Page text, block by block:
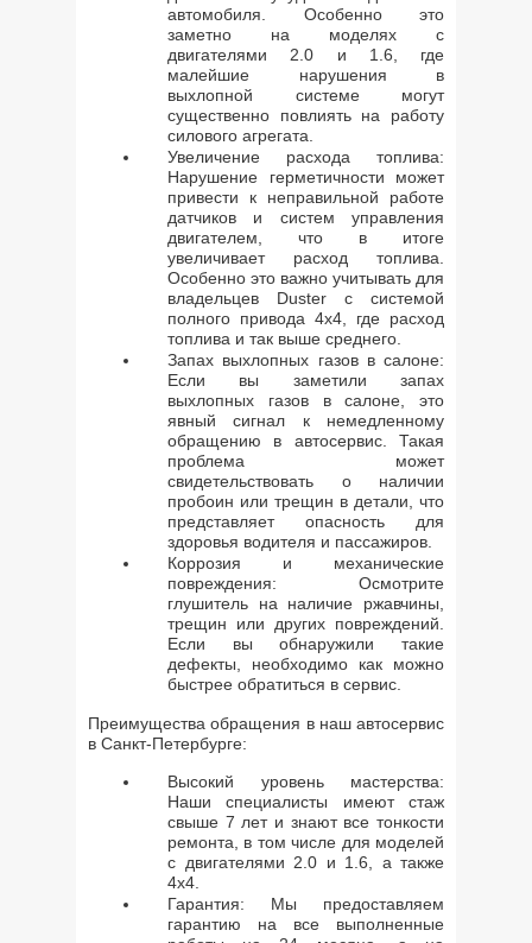
автомобиля. Особенно это
заметно на моделях с
двигателями 2.0 и 1.6, где
малейшие нарушения в
выхлопной системе могут
существенно повлиять на работу
силового агрегата.
Увеличение расхода топлива:
Нарушение герметичности может
привести к неправильной работе
датчиков и систем управления
двигателем, что в итоге
увеличивает расход топлива.
Особенно это важно учитывать для
владельцев Duster с системой
полного привода 4х4, где расход
топлива и так выше среднего.
Запах выхлопных газов в салоне:
Если вы заметили запах
выхлопных газов в салоне, это
явный сигнал к немедленному
обращению в автосервис. Такая
проблема может
свидетельствовать о наличии
пробоин или трещин в детали, что
представляет опасность для
здоровья водителя и пассажиров.
Коррозия и механические
повреждения: Осмотрите
глушитель на наличие ржавчины,
трещин или других повреждений.
Если вы обнаружили такие
дефекты, необходимо как можно
быстрее обратиться в сервис.
Преимущества обращения в наш автосервис
в Санкт-Петербурге:
Высокий уровень мастерства:
Наши специалисты имеют стаж
свыше 7 лет и знают все тонкости
ремонта, в том числе для моделей
с двигателями 2.0 и 1.6, а также
4х4.
Гарантия: Мы предоставляем
гарантию на все выполненные